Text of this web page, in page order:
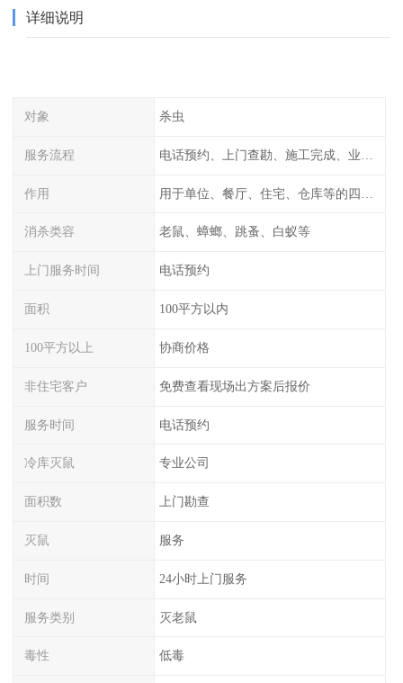
详细说明
对象 杀虫
服务流程
作用
消杀类容 老鼠、蟑螂、跳蚤、白蚁等
上门服务时间 电话预约
面积 100平方以内
100平方以上 协商价格
非住宅客户 免费查看现场出方案后报价
服务时间 电话预约
冷库灭鼠 专业公司
面积数 上门勘查
灭鼠 服务
时间 24小时上门服务
服务类别 灭老鼠
毒性 低毒